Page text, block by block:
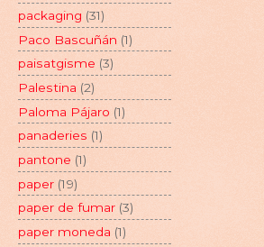
packaging (31)
Paco Bascuñán (1)
paisatgisme (3)
Palestina (2)
Paloma Pájaro (1)
panaderies (1)
pantone (1)
paper (19)
paper de fumar (3)
paper moneda (1)